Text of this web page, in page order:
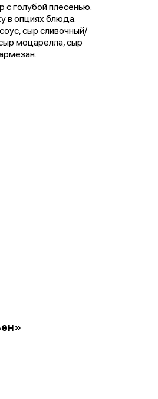
с голубой плесенью.
в опциях блюда.
сыр сливочный/
моцарелла, сыр